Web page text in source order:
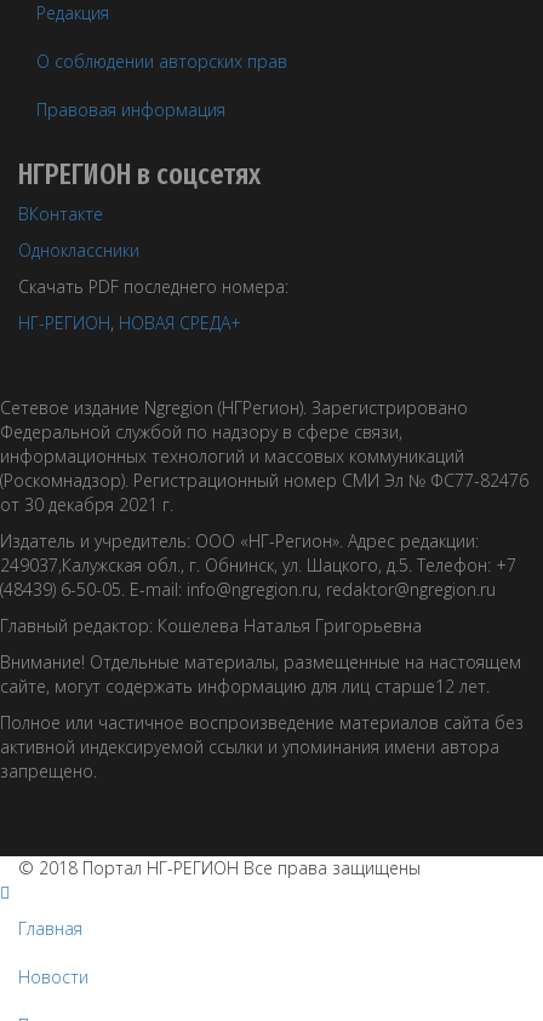
Редакция
О соблюдении авторских прав
Правовая информация
НГРЕГИОН в соцсетях
ВКонтакте
Одноклассники
Скачать PDF последнего номера:
НГ-РЕГИОН, НОВАЯ СРЕДА+
Сетевое издание Ngregion (НГРегион). Зарегистрировано
Федеральной службой по надзору в сфере связи,
информационных технологий и массовых коммуникаций
(Роскомнадзор). Регистрационный номер СМИ Эл № ФС77-82476
от 30 декабря 2021 г.
Издатель и учредитель: ООО «НГ-Регион». Адрес редакции:
249037,Калужская обл., г. Обнинск, ул. Шацкого, д.5. Телефон: +7
(48439) 6-50-05. E-mail: info@ngregion.ru, redaktor@ngregion.ru
Главный редактор: Кошелева Наталья Григорьевна
Внимание! Отдельные материалы, размещенные на настоящем
сайте, могут содержать информацию для лиц старше12 лет.
Полное или частичное воспроизведение материалов сайта без
активной индексируемой ссылки и упоминания имени автора
запрещено.
© 2018 Портал НГ-РЕГИОН Все права защищены
Главная
Новости